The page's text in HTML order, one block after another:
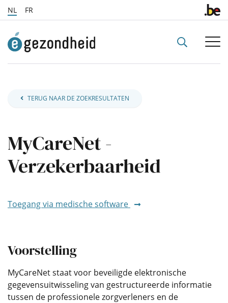
NL FR
TERUG NAAR DE ZOEKRESULTATEN
MyCareNet -
Verzekerbaarheid
Toegang via medische software
Voorstelling
MyCareNet staat voor beveiligde elektronische
gegevensuitwisseling van gestructureerde informatie
tussen de professionele zorgverleners en de